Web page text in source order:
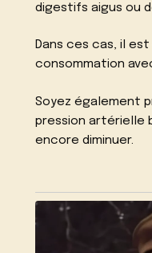
digestifs aigus ou
Dans ces cas, il
consommation
Soyez également
pression artérielle
encore diminuer.